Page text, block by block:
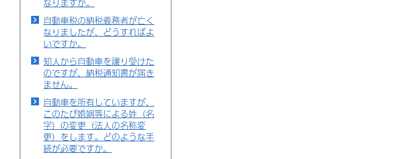
自動車税の納税義務者が亡く
なりましたが、どうすればよ
いですか。
知人から自動車を譲り受けた
のですが、納税通知書が届き
ません。
自動車を所有していますが、
このたび婚姻等による姓（名
字）の変更（法人の名称変
更）をします。どのような手
続が必要ですか。